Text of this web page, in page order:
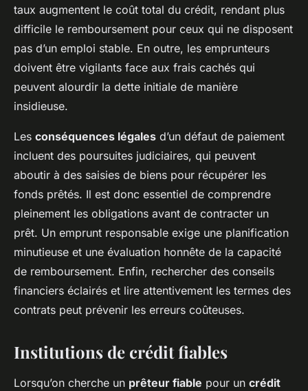
taux augmentent le coût total du crédit, rendant plus
difficile le remboursement pour ceux qui ne disposent
pas d’un emploi stable. En outre, les emprunteurs
doivent être vigilants face aux frais cachés qui
peuvent alourdir la dette initiale de manière
insidieuse.
Les conséquences légales d’un défaut de paiement
incluent des poursuites judiciaires, qui peuvent
aboutir à des saisies de biens pour récupérer les
fonds prêtés. Il est donc essentiel de comprendre
pleinement les obligations avant de contracter un
prêt. Un emprunt responsable exige une planification
minutieuse et une évaluation honnête de la capacité
de remboursement. Enfin, rechercher des conseils
financiers éclairés et lire attentivement les termes des
contrats peut prévenir les erreurs coûteuses.
Institutions de crédit fiables
Lorsqu’on cherche un prêteur fiable pour un crédit